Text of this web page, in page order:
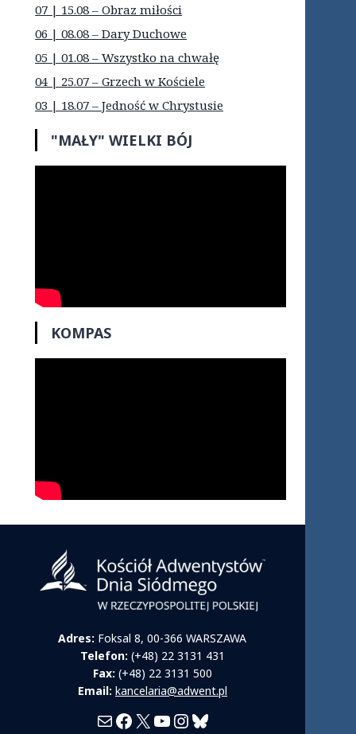
07 | 15.08 – Obraz miłości
06 | 08.08 – Dary Duchowe
05 | 01.08 – Wszystko na chwałę
04 | 25.07 – Grzech w Kościele
03 | 18.07 – Jedność w Chrystusie
"MAŁY" WIELKI BÓJ
KOMPAS
Adres: Foksal 8, 00-366 WARSZAWA
Telefon: (+48) 22 3131 431
Fax: (+48) 22 3131 500
Email: kancelaria@adwent.pl
MailFacebook
X YouTube
Instagram
Bluesky